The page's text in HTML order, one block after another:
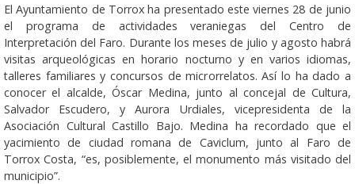
El Ayuntamiento de Torrox ha presentado este viernes 28 de junio
el programa de actividades veraniegas del Centro de
Interpretación del Faro. Durante los meses de julio y agosto habrá
visitas arqueológicas en horario nocturno y en varios idiomas,
talleres familiares y concursos de microrrelatos. Así lo ha dado a
conocer el alcalde, Óscar Medina, junto al concejal de Cultura,
Salvador Escudero, y Aurora Urdiales, vicepresidenta de la
Asociación Cultural Castillo Bajo. Medina ha recordado que el
yacimiento de ciudad romana de Caviclum, junto al Faro de
Torrox Costa, “es, posiblemente, el monumento más visitado del
municipio”.